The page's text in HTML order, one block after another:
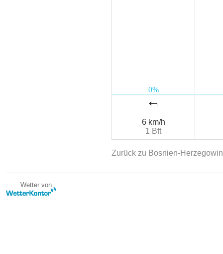
6 km/h
1 Bft
Zurück zu Bosnien-
Wetter von